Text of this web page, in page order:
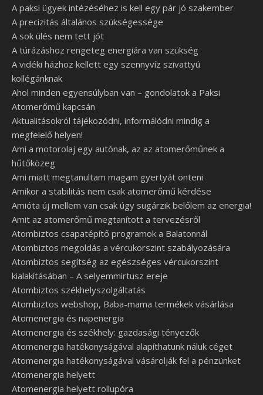
A paksi ügyek intézéséhez is kell egy pár jó szakember
A precizitás általános szükségessége
A sok ülés nem tett jót
A túrázáshoz rengeteg energiára van szükség
A vidéki házhoz kellett egy szennyvíz szivattyú
kollégánknak
Ahol minden egyensúlyban van – gondolatok a Paksi
Atomerőmű kapcsán
Aktualitásokról tájékozódni, informálódni mindig a
megfelelő helyen!
Ami a motorolaj egy autónak, az az atomerőműnek a
hűtőközeg
Ami miatt megtanultam magam gyertyát önteni
Amikor a stabilitás nem csak atomerőmű kérdése
Amióta új mellem van csak úgy sugárzik belőlem az energia!
Amit az atomerőmű megtanított a tervezésről
Atombiztos csapatépítő programok a Balatonnál
Atombiztos megoldás a vércukorszint szabályozására
Atombiztos segítség az egészséges vércukorszint
kialakításában – A selyemmirtusz ereje
Atombiztos székhelyszolgáltatás
Atombiztos webshop, Baba-mama termékek vásárlása
Atomenergia és napenergia
Atomenergia és székhely: gazdasági tényezők
Atomenergia hatékonyságával alapíthatunk náluk céget
Atomenergia hatékonyságával vásárolják fel a pénzünket
Atomenergia helyett
Atomenergia helyett rollupóra